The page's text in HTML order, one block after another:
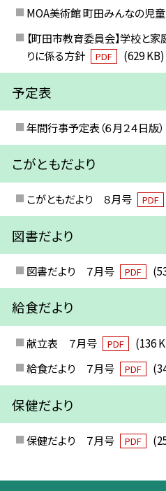
MOA美術館 町田みんなの児
【町田市教育委員会】学校と
りに係る方針
PDF (629 KB)
予定表
年間行事予定表（６月２４日版）
こがともだより
こがともだより ８月号 PDF
図書だより
図書だより ７月号 PDF
給食だより
献立表 ７月号 PDF
(136
給食だより ７月号
PDF
保健だより
保健だより ７月号 PDF